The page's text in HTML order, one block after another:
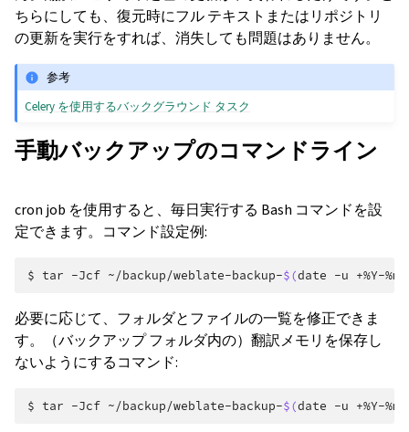
ちらにしても、復元時にフル テキストまたはリポジトリ
の更新を実行をすれば、消失しても問題はありません。
参考
Celery を使用するバックグラウンド タスク
手動バックアップのコマンドライン
cron job を使用すると、毎日実行する Bash コマンドを設
定できます。コマンド設定例:
$ tar -Jcf ~/backup/weblate-backup-$(date -u +%Y-%m-
必要に応じて、フォルダとファイルの一覧を修正できま
す。（バックアップ フォルダ内の）翻訳メモリを保存し
ないようにするコマンド:
$ tar -Jcf ~/backup/weblate-backup-$(date -u +%Y-%m-